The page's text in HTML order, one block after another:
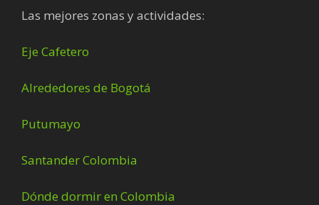
Las mejores zonas y actividades:
Eje Cafetero
Alrededores de Bogotá
Putumayo
Santander Colombia
Dónde dormir en Colombia